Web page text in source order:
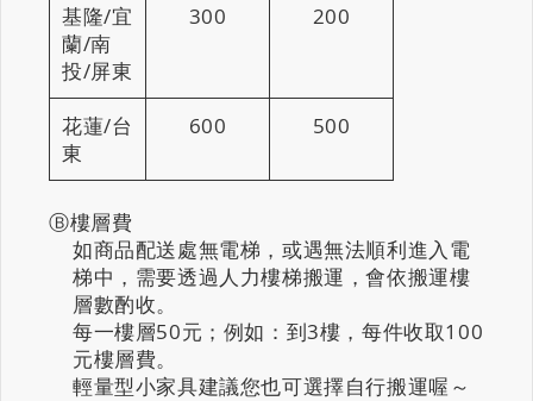
基隆/宜
蘭/南
投/屏東
300 200
花蓮/台
東
600 500
Ⓑ樓層費
如商品配送處無電梯，或遇無法順利進入電
梯中，需要透過人力樓梯搬運，會依搬運樓
層數酌收。
每一樓層50元；例如：到3樓，每件收取100
元樓層費。
輕量型小家具建議您也可選擇自行搬運喔～